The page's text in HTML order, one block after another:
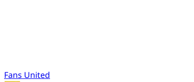
Fans United